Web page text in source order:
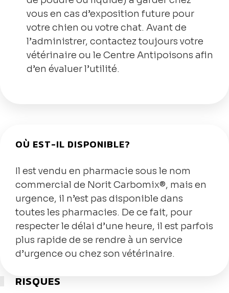
vous en cas d’exposition future pour
votre chien ou votre chat. Avant de
l’administrer, contactez toujours votre
vétérinaire ou le Centre Antipoisons afin
d’en évaluer l’utilité.
OÙ EST-IL DISPONIBLE?
Il est vendu en pharmacie sous le nom
commercial de Norit Carbomix®, mais en
urgence, il n’est pas disponible dans
toutes les pharmacies. De ce fait, pour
respecter le délai d’une heure, il est parfois
plus rapide de se rendre à un service
d’urgence ou chez son vétérinaire.
RISQUES